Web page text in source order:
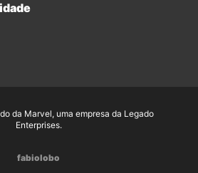
da Marvel, uma empresa da Legado
Enterprises.
fabiolobo